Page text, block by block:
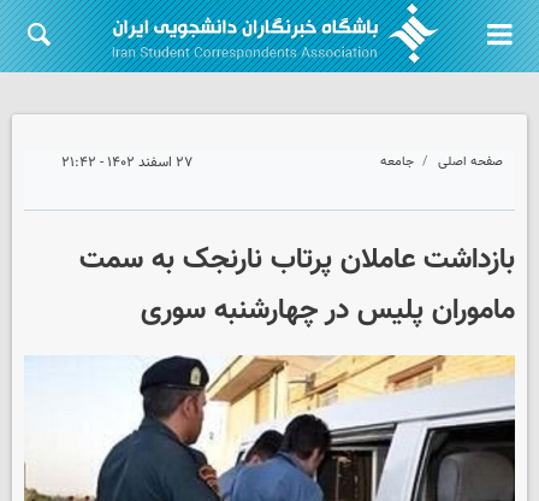
صفحه اصلی جامعه ۲۷ اسفند ۱۴۰۲ - ۲۱:۴۲
بازداشت عاملان پرتاب نارنجک به سمت
ماموران پلیس در چهارشنبه سوری